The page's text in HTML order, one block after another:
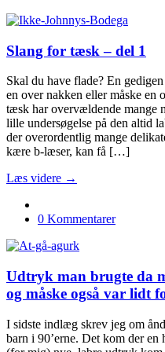
Slang for tæsk – del 1
Skal du have flade? En
en over nakken eller måske
tæsk har overvældende mange
lille undersøgelse på den altid
der overordentlig mange
kære b-læser, kan få […]
Læs videre →
0 Kommentarer
Udtryk man brugte da
og måske også var lidt
I sidste indlæg skrev jeg om
barn i 90’erne. Det kom der